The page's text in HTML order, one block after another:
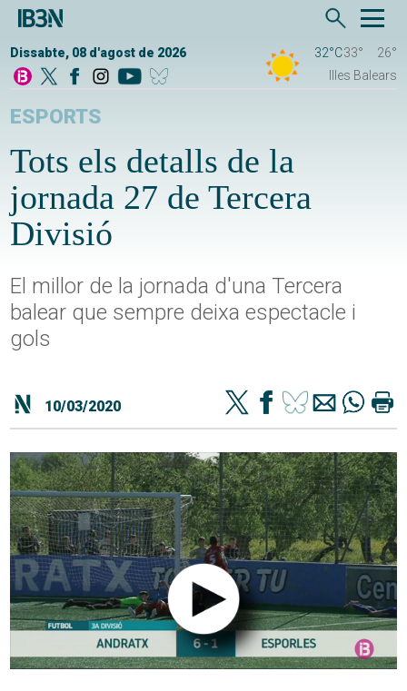
Dissabte, 08 d'agost de 2026 32°C33°
26°
Illes Balears
ESPORTS
Tots els detalls de la
jornada 27 de Tercera
Divisió
El millor de la jornada d'una Tercera
balear que sempre deixa espectacle i
gols
10/03/2020